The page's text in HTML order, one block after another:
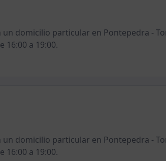
domicilio particular en Pontepedra -
16:00 a 19:00.
domicilio particular en Pontepedra -
16:00 a 19:00.